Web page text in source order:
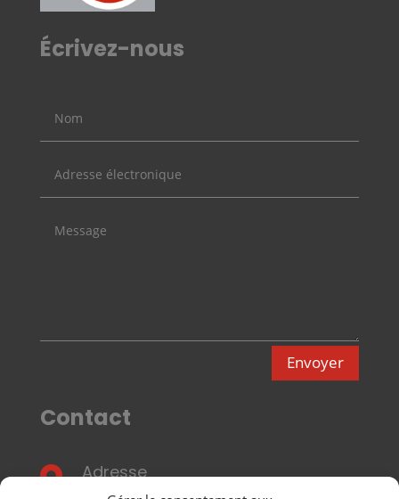
Écrivez-nous
Envoyer
Contact
 Adresse